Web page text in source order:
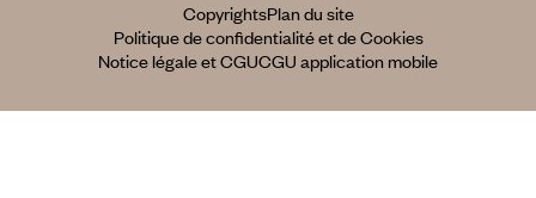
CopyrightsPlan du site
Politique de confidentialité et de Cookies
Notice légale et CGUCGU application mobile